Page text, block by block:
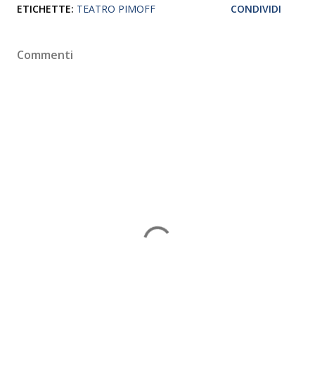
ETICHETTE: TEATRO PIMOFF CONDIVIDI
Commenti